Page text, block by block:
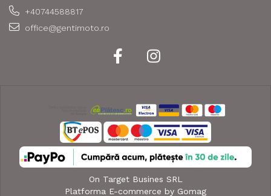
+40744588817
office@gentimoto.ro
On Target Busines SRL
Platforma E-commerce by Gomag